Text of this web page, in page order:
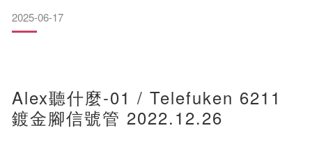
PLY3.4PLY是瑞典SUPRA切售喇叭線材最高等級款之一，另外
一款是加
2025-06-17
Alex聽什麼-01 / Telefuken 6211
鍍金腳信號管 2022.12.26